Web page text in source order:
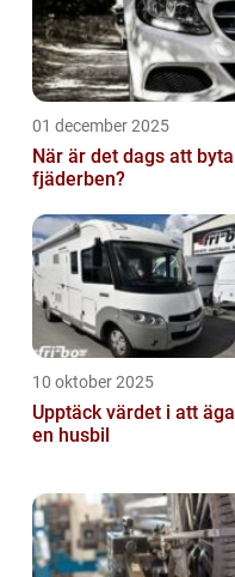
01 december 2025
När är det dags att byta
fjäderben?
10 oktober 2025
Upptäck värdet i att äga
en husbil